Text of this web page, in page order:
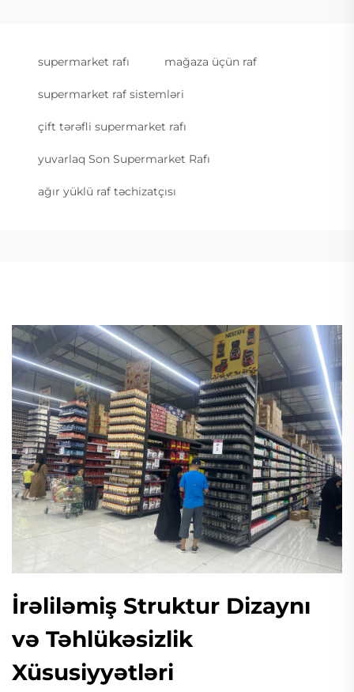
supermarket rafı mağaza üçün raf
supermarket raf sistemləri
çift tərəfli supermarket rafı
yuvarlaq Son Supermarket Rafı
ağır yüklü raf təchizatçısı
İrəliləmiş Struktur Dizaynı
və Təhlükəsizlik
Xüsusiyyətləri